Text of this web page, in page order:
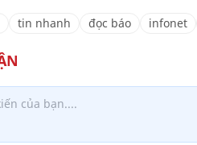
tin nhanh đọc báo infonet